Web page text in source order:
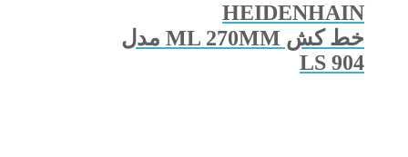
HEIDENHAIN
خط کش ML 270MM مدل
LS 904